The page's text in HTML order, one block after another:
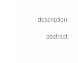
description:
abstract: